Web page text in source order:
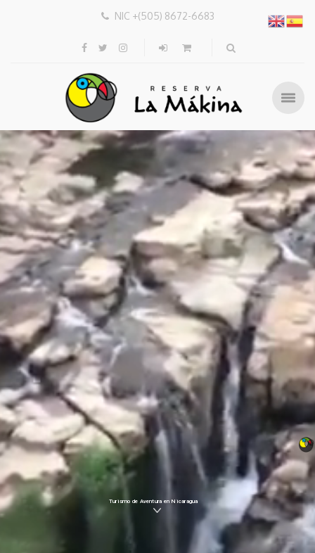
NIC +(505) 8672-6683
Turismo de Aventura en Nicaragua